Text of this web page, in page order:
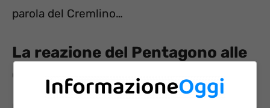
parola del Cremlino…
La reazione del Pentagono alle
operazioni russe